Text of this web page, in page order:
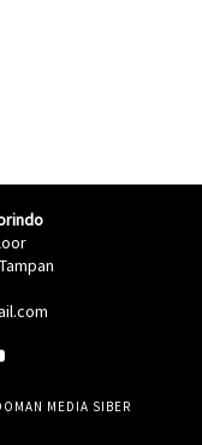
MEDIA SIBER